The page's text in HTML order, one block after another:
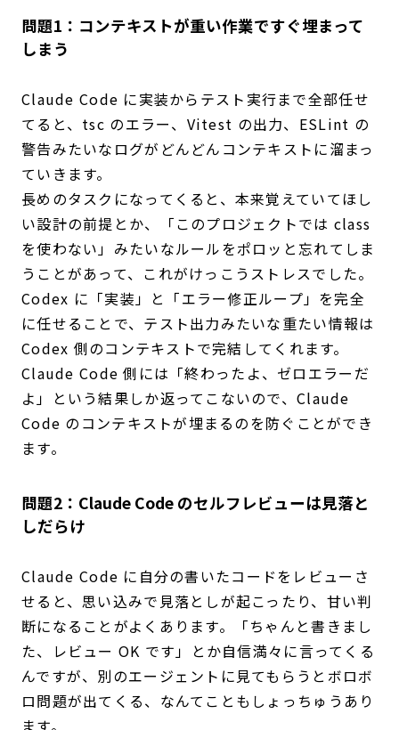
問題1：コンテキストが重い作業ですぐ埋まって
しまう
Claude Code に実装からテスト実行まで全部任せ
てると、tsc のエラー、Vitest の出力、ESLint の
警告みたいなログがどんどんコンテキストに溜まっ
ていきます。
長めのタスクになってくると、本来覚えていてほし
い設計の前提とか、「このプロジェクトでは class
を使わない」みたいなルールをポロッと忘れてしま
うことがあって、これがけっこうストレスでした。
Codex に「実装」と「エラー修正ループ」を完全
に任せることで、テスト出力みたいな重たい情報は
Codex 側のコンテキストで完結してくれます。
Claude Code 側には「終わったよ、ゼロエラーだ
よ」という結果しか返ってこないので、Claude
Code のコンテキストが埋まるのを防ぐことができ
ます。
問題2：Claude Code のセルフレビューは見落と
しだらけ
Claude Code に自分の書いたコードをレビューさ
せると、思い込みで見落としが起こったり、甘い判
断になることがよくあります。「ちゃんと書きまし
た、レビュー OK です」とか自信満々に言ってくる
んですが、別のエージェントに見てもらうとボロボ
ロ問題が出てくる、なんてこともしょっちゅうあり
ます。